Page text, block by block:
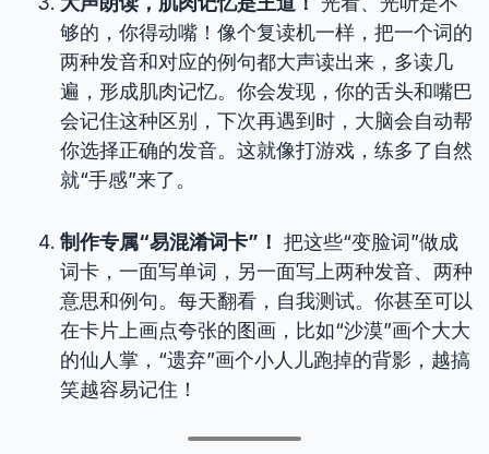
够的，你得动嘴！像个复读机一样，把一个词的
两种发音和对应的例句都大声读出来，多读几
遍，形成肌肉记忆。你会发现，你的舌头和嘴巴
会记住这种区别，下次再遇到时，大脑会自动帮
你选择正确的发音。这就像打游戏，练多了自然
就“手感”来了。
制作专属“易混淆词卡”！ 把这些“变脸词”做成
词卡，一面写单词，另一面写上两种发音、两种
意思和例句。每天翻看，自我测试。你甚至可以
在卡片上画点夸张的图画，比如“沙漠”画个大大
的仙人掌，“遗弃”画个小人儿跑掉的背影，越搞
笑越容易记住！